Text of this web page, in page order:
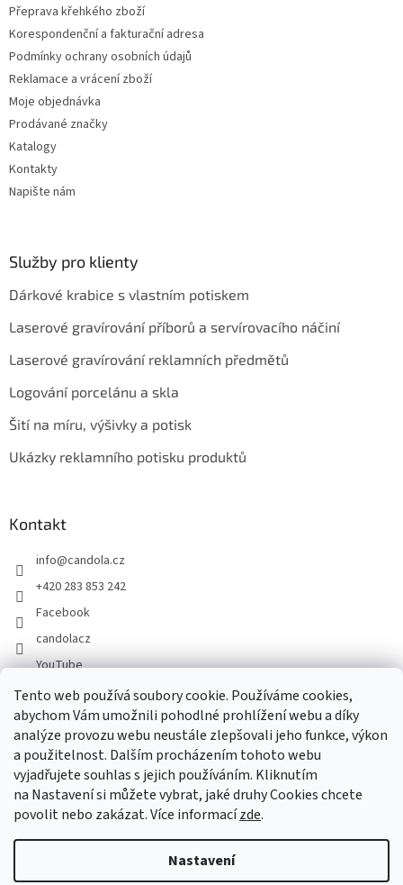
Tento web používá soubory cookie. Používáme cookies,
abychom Vám umožnili pohodlné prohlížení webu a díky
analýze provozu webu neustále zlepšovali jeho funkce, výkon
a použitelnost. Dalším procházením tohoto webu
vyjadřujete souhlas s jejich používáním. Kliknutím
na Nastavení si můžete vybrat, jaké druhy Cookies chcete
povolit nebo zakázat. Více informacízde.
Nastavení
Přeprava křehkého zboží
Korespondenční a fakturační adresa
Podmínky ochrany osobních údajů
Reklamace a vrácení zboží
Moje objednávka
Prodávané značky
Katalogy
Kontakty
Napište nám
Služby pro klienty
Dárkové krabice s vlastním potiskem
Laserové gravírování příborů a servírovacího náčiní
Laserové gravírování reklamních předmětů
Logování porcelánu a skla
Šití na míru, výšivky a potisk
Ukázky reklamního potisku produktů
Kontakt
info@candola.cz
+420 283 853 242
Facebook
candolacz
YouTube
Přijímáme online platby